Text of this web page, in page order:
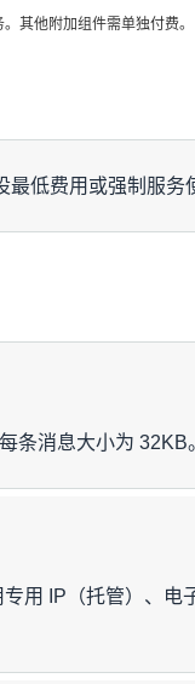
其他附加组件需单独付费。
低费用或强制服
条消息大小为 32KB
1000
用 IP（托管）、